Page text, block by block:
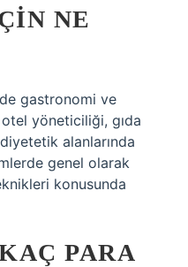
NE
gastronomi ve
yöneticiliği, gıda
alanlarında
genel olarak
konusunda
PARA